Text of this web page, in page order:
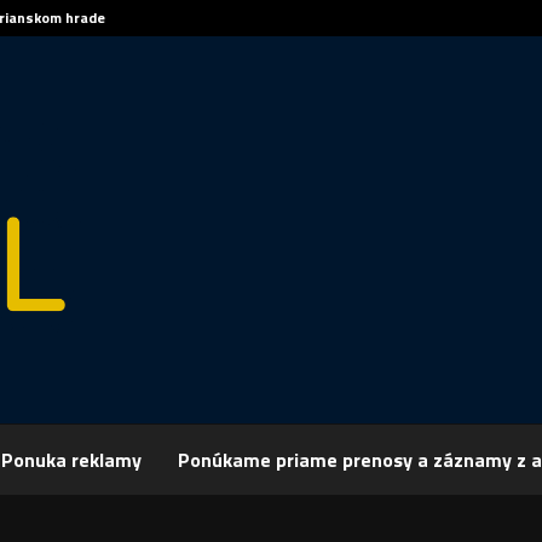
hrade
Ponuka reklamy Ponúkame priame prenosy a záznamy z
Archív Šport ŠPORT: HOKEJ-TL: Nitra doma otočila s Miškovcom